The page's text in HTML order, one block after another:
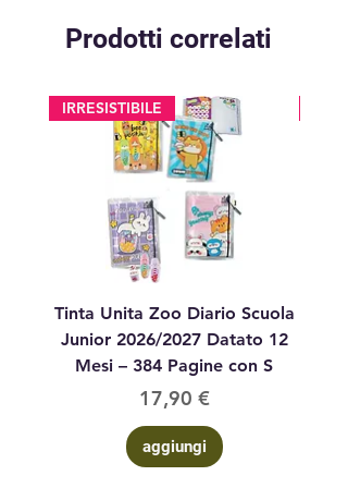
Prodotti correlati
IRRESISTIBILE
Tinta Unita Zoo Diario Scuola
Junior 2026/2027 Datato 12
Mesi – 384 Pagine con S
Prezzo
17,90 €
aggiungi